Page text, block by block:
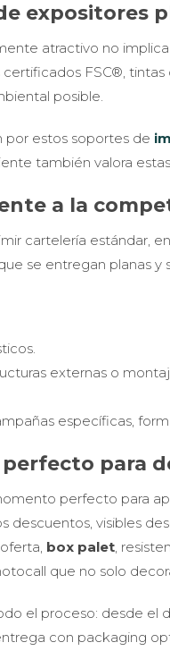
expositores
atractivo no
FSC®,
posible.
por estos soportes de
también valora
a la
cartelería estándar,
se entregan planas
externas o
específicas,
para
perfecto para
descuentos, visibles
box palet,
que no solo
el proceso: desde el
con packaging